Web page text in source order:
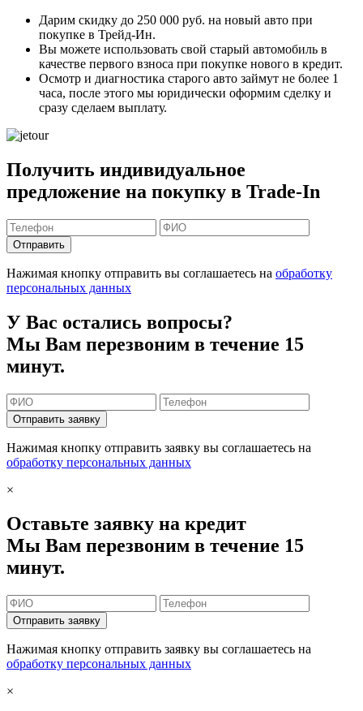
Дарим скидку до 250 000 руб. на новый авто при
покупке в Трейд-Ин.
Вы можете использовать свой старый автомобиль в
качестве первого взноса при покупке нового в кредит.
Осмотр и диагностика старого авто займут не более 1
часа, после этого мы юридически оформим сделку и
сразу сделаем выплату.
Получить индивидуальное
предложение на покупку в Trade-In
Отправить
Нажимая кнопку отправить вы соглашаетесь на обработку
персональных данных
У Вас остались вопросы?
Мы Вам перезвоним в течение 15
минут.
Отправить заявку
Нажимая кнопку отправить заявку вы соглашаетесь на
обработку персональных данных
×
Оставьте заявку на кредит
Мы Вам перезвоним в течение 15
минут.
Отправить заявку
Нажимая кнопку отправить заявку вы соглашаетесь на
обработку персональных данных
×